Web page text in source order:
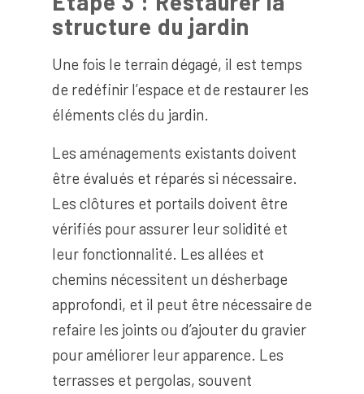
structure du jardin
Une fois le terrain dégagé, il est temps
de redéfinir l’espace et de restaurer les
éléments clés du jardin.
Les aménagements existants doivent
être évalués et réparés si nécessaire.
Les clôtures et portails doivent être
vérifiés pour assurer leur solidité et
leur fonctionnalité. Les allées et
chemins nécessitent un désherbage
approfondi, et il peut être nécessaire de
refaire les joints ou d’ajouter du gravier
pour améliorer leur apparence. Les
terrasses et pergolas, souvent